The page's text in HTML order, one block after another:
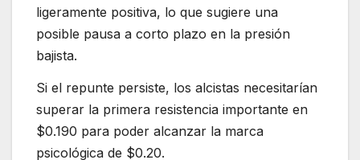
ligeramente positiva, lo que sugiere una
posible pausa a corto plazo en la presión
bajista.
Si el repunte persiste, los alcistas necesitarían
superar la primera resistencia importante en
$0.190 para poder alcanzar la marca
psicológica de $0.20.